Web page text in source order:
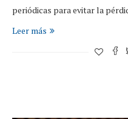
periódicas para evitar la
Leer más